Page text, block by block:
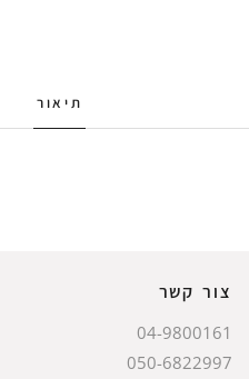
תיאור
צור קשר
04-9800161
050-6822997